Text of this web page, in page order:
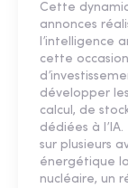
Cette
annonces
l’intelligence
cette
développer
calcul, de
dédiées à
sur plusieurs
énergétique
nucléaire, un